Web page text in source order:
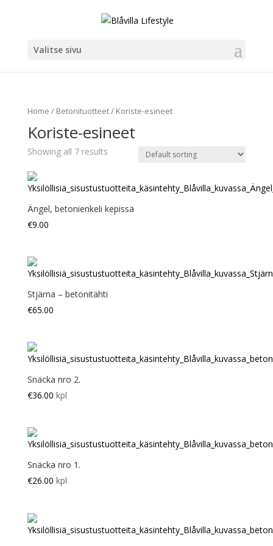
Valitse sivu
Home / Betonituotteet/ Koriste-esineet
Koriste-esineet
Showing all 7 results
Ängel, betonienkeli kepissä
€9.00
Stjärna – betonitähti
€65.00
Snäcka nro 2.
€36.00 kpl
Snäcka nro 1.
€26.00 kpl